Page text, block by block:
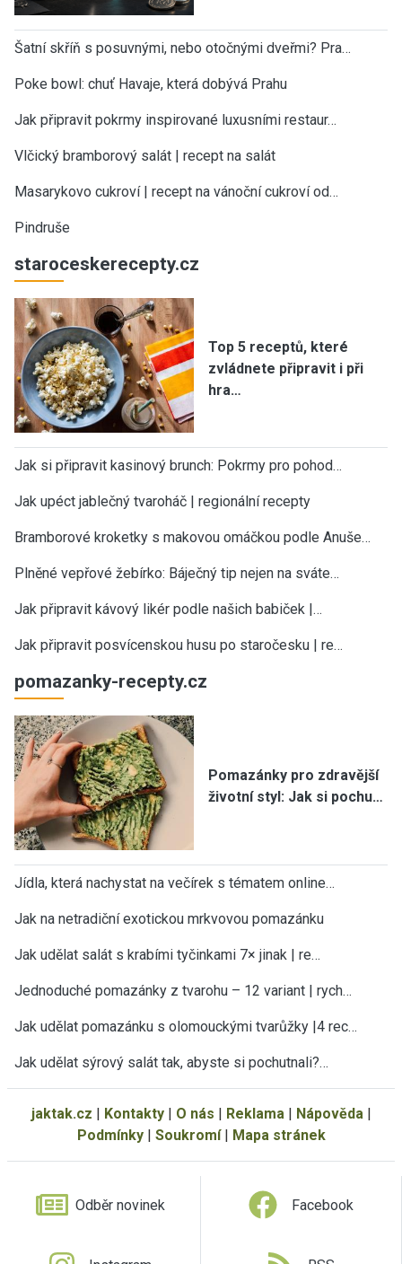
Šatní skříň s posuvnými, nebo otočnými dveřmi? Pra…
Poke bowl: chuť Havaje, která dobývá Prahu
Jak připravit pokrmy inspirované luxusními restaur…
Vlčický bramborový salát | recept na salát
Masarykovo cukroví | recept na vánoční cukroví od…
Pindruše
staroceskerecepty.cz
Top 5 receptů, které
zvládnete připravit i při
hra…
Jak si připravit kasinový brunch: Pokrmy pro pohod…
Jak upéct jablečný tvaroháč | regionální recepty
Bramborové kroketky s makovou omáčkou podle Anuše…
Plněné vepřové žebírko: Báječný tip nejen na sváte…
Jak připravit kávový likér podle našich babiček |…
Jak připravit posvícenskou husu po staročesku | re…
pomazanky-recepty.cz
Pomazánky pro zdravější
životní styl: Jak si pochu…
Jídla, která nachystat na večírek s tématem online…
Jak na netradiční exotickou mrkvovou pomazánku
Jak udělat salát s krabími tyčinkami 7× jinak | re…
Jednoduché pomazánky z tvarohu – 12 variant | rych…
Jak udělat pomazánku s olomouckými tvarůžky |4 rec…
Jak udělat sýrový salát tak, abyste si pochutnali?…
jaktak.cz | Kontakty| O nás | Reklama| Nápověda|
Podmínky| Soukromí| Mapa stránek
Odběr novinek Facebook